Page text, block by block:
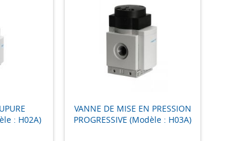
: H02A)
VANNE DE MISE EN PRESSION
PROGRESSIVE (Modèle : H03A)